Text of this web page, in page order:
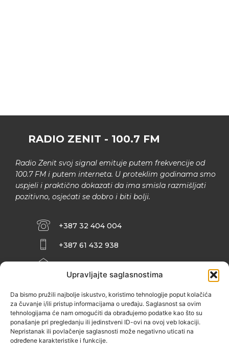
Upravljajte saglasnostima
Da bismo pružili najbolje iskustvo, koristimo tehnologije poput kolačića
za čuvanje i/ili pristup informacijama o uređaju. Saglasnost sa ovim
tehnologijama će nam omogućiti da obrađujemo podatke kao što su
ponašanje pri pregledanju ili jedinstveni ID-ovi na ovoj veb lokaciji.
Nepristanak ili povlačenje saglasnosti može negativno uticati na
određene karakteristike i funkcije.
RADIO ZENIT - 100.7 FM
Radio Zenit svoj signal emituje putem frekvencije od
100.7 FM i putem interneta. U proteklim godinama smo
uspjeli i praktično dokazati da ima smisla razmišljati
pozitivno, osjećati se dobro i biti bolji.
+387 32 404 004
+387 61 432 938
INFO@ZENIT.BA
ZENIČANKA, 3. SPRAT), 72000 ZENICA